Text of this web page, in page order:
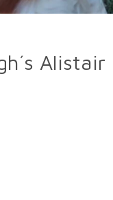
Alistair
Tests: